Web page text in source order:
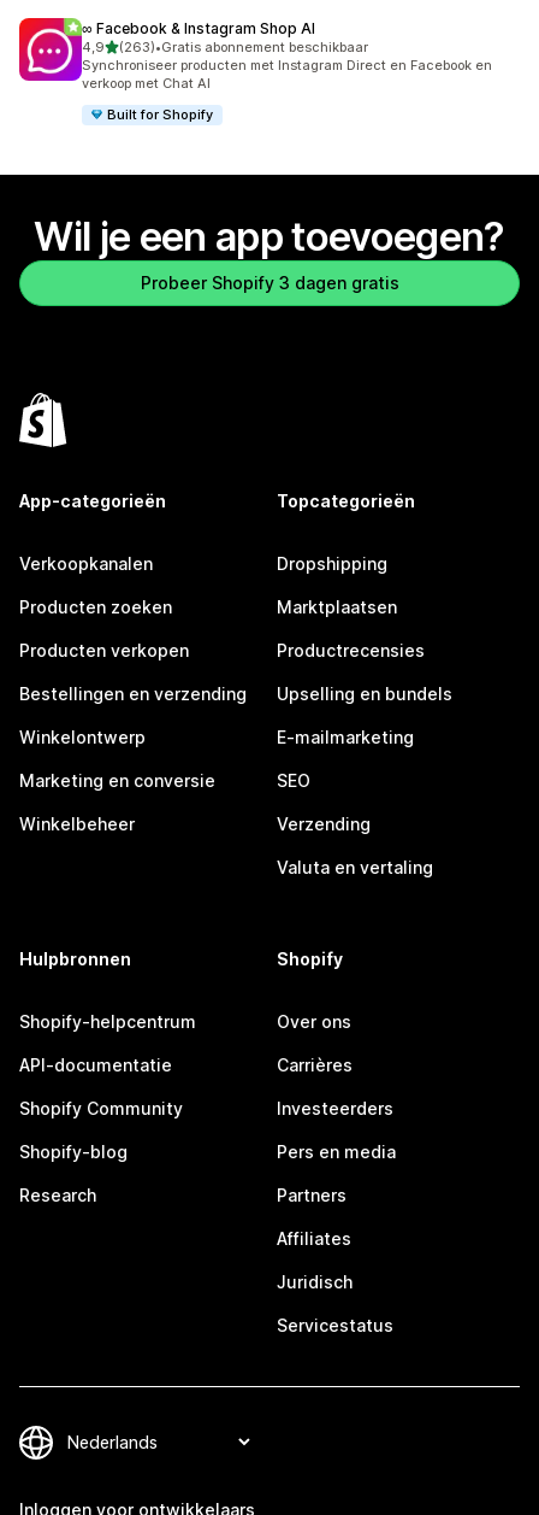
∞ Facebook & Instagram Shop AI
4,9van 5 sterren
(263)
263 recensies in totaal
•Gratis abonnement beschikbaar
Synchroniseer producten met Instagram Direct en Facebook en
verkoop met Chat AI
Built for Shopify
Wil je een app toevoegen?
Probeer Shopify 3 dagen gratis
App-categorieën
Verkoopkanalen
Producten zoeken
Producten verkopen
Bestellingen en verzending
Winkelontwerp
Marketing en conversie
Winkelbeheer
Topcategorieën
Dropshipping
Marktplaatsen
Productrecensies
Upselling en bundels
E-mailmarketing
SEO
Verzending
Valuta en vertaling
Hulpbronnen
Shopify-helpcentrum
API-documentatie
Shopify Community
Shopify-blog
Research
Shopify
Over ons
Carrières
Investeerders
Pers en media
Partners
Affiliates
Juridisch
Servicestatus
Inloggen voor ontwikkelaars